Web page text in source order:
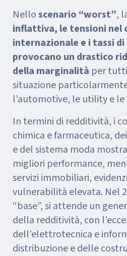
Nelloscenario “worst”,
inflattiva, le tensioni nel
internazionale e i tassi
provocano un drastico
della marginalità per
situazione
l’automotive, le utility e
In termini di redditività, i
chimica e farmaceutica,
e del sistema moda
migliori performance,
servizi immobiliari,
vulnerabilità elevata. Nel
“base”, si attende un
della redditività, con
dell’elettrotecnica e
distribuzione e delle